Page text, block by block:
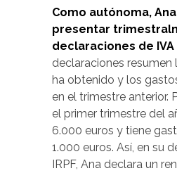
Como autónoma,
presentar
declaraciones de IVA
declaraciones resumen
ha obtenido y los
en el trimestre anterior.
el primer trimestre del
6.000 euros y tiene
1.000 euros. Así, en su
IRPF, Ana declara un